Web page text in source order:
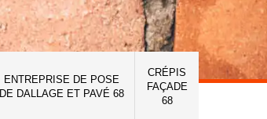
ENTREPRISE DE POSE
DE DALLAGE ET PAVÉ 68
CRÉPIS
FAÇADE
68